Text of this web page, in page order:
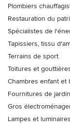
Plombiers
Restauration du
Spécialistes de
Tapissiers, tissu
Terrains de sport
Toitures et
Chambres enfant et
Fournitures de jardin
Gros
Lampes et luminaires